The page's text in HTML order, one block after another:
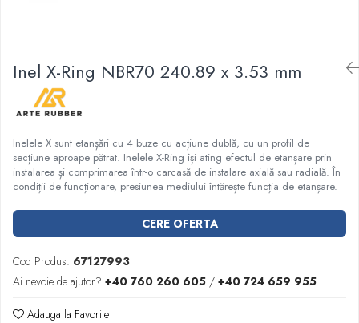
Pentru etansari cu gauri de trecere a
prezoanelor (full face) conform DIN
86071
Pentru flanse plate cu umar (RF) conform
DIN 2690
Inel X-Ring NBR70 240.89 x 3.53 mm
Inelele X sunt etanșări cu 4 buze cu acțiune dublă, cu un profil de
secțiune aproape pătrat. Inelele X-Ring își ating efectul de etanșare prin
instalarea și comprimarea într-o carcasă de instalare axială sau radială. În
condiții de funcționare, presiunea mediului întărește funcția de etanșare.
CERE OFERTA
Cod Produs: 67127993
Ai nevoie de ajutor? +40 760 260 605 / +40 724 659 955
Adauga la Favorite